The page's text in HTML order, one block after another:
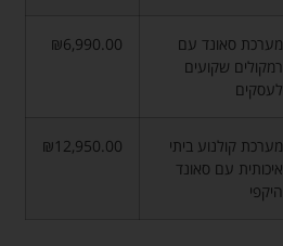
מערכת סאונד עם
רמקולים שקועים
לעסקים
₪6,990.00
מערכת קולנוע ביתי
איכותית עם סאונד
היקפי
₪12,950.00